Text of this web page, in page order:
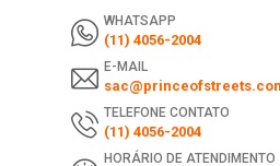
WHATSAPP
(11) 4056-2004
E-MAIL
TELEFONE CONTATO
(11) 4056-2004
HORÁRIO DE ATENDIMENTO